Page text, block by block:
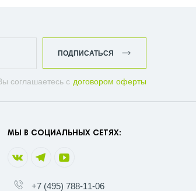
соглашаетесь с договором оферты
ПОДПИСАТЬСЯ
МЫ В СОЦИАЛЬНЫХ СЕТЯХ:
+7 (495) 788-11-06